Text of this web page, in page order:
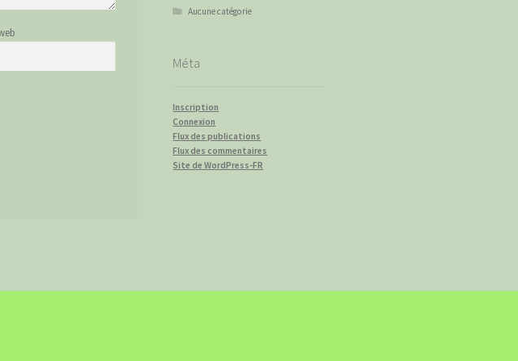
Aucune catégorie
Méta
Inscription
Connexion
Flux des publications
Flux des commentaires
Site de WordPress-FR